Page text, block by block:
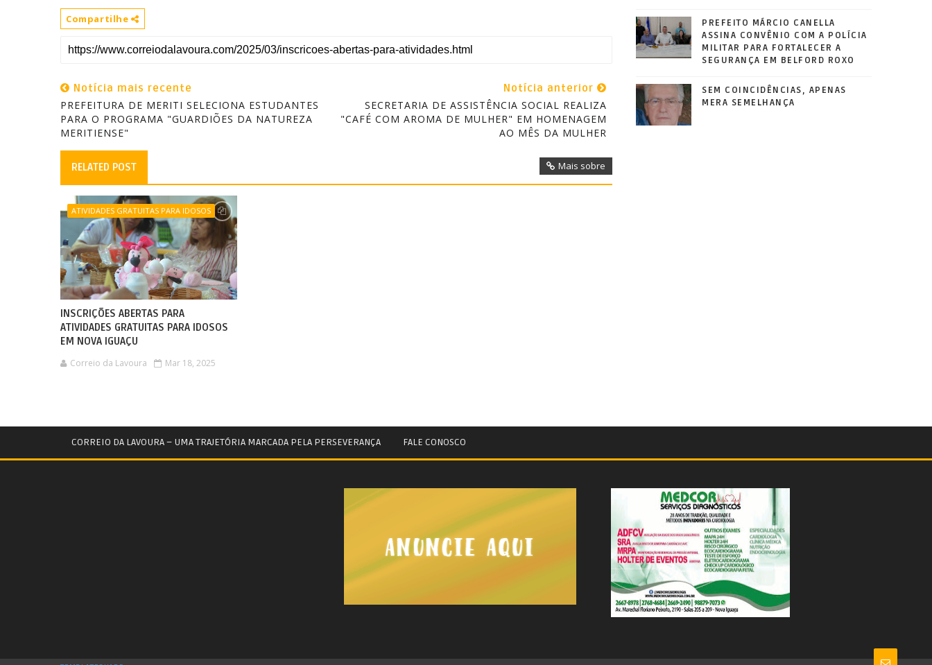
Compartilhe
Notícia mais recente
PREFEITURA DE MERITI SELECIONA ESTUDANTES
PARA O PROGRAMA "GUARDIÕES DA NATUREZA
MERITIENSE"
Notícia anterior
SECRETARIA DE ASSISTÊNCIA SOCIAL REALIZA
"CAFÉ COM AROMA DE MULHER" EM HOMENAGEM
AO MÊS DA MULHER
RELATED POST Mais sobre
ATIVIDADES GRATUITAS PARA IDOSOS
INSCRIÇÕES ABERTAS PARA
ATIVIDADES GRATUITAS PARA IDOSOS
EM NOVA IGUAÇU
Correio da Lavoura Mar 18, 2025
PREFEITO MÁRCIO CANELLA
ASSINA CONVÊNIO COM A POLÍCIA
MILITAR PARA FORTALECER A
SEGURANÇA EM BELFORD ROXO
SEM COINCIDÊNCIAS, APENAS
MERA SEMELHANÇA
CORREIO DA LAVOURA – UMA TRAJETÓRIA MARCADA PELA PERSEVERANÇA FALE CONOSCO